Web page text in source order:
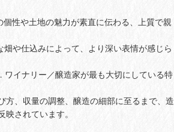
性や土地の魅力が素直に伝わる、上質で親
畑や仕込みによって、より深い表情が感じら
イナリー／醸造家が最も大切にしている特
調整、醸造の細部に至るまで、造
映されています。